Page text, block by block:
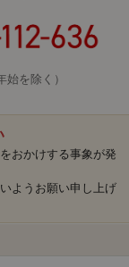
を除く）
おかけする事象が発
ようお願い申し上げ